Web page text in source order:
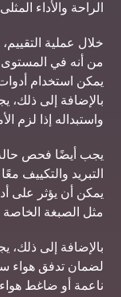
الراحة والأداء
خلال عملية
من أنه في
يمكن استخدام
بالإضافة إلى ذلك،
واستبداله إذا لزم
يجب أيضًا فحص حالة
التبريد والتكييف
يمكن أن يؤثر على
مثل الصبغة
بالإضافة إلى
لضمان تدفق هواء
ناعمة أو ضاغط هواء